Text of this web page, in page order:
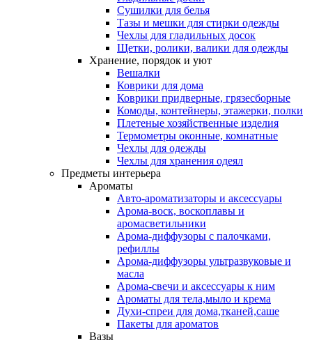
Сушилки для белья
Тазы и мешки для стирки одежды
Чехлы для гладильных досок
Щетки, ролики, валики для одежды
Хранение, порядок и уют
Вешалки
Коврики для дома
Коврики придверные, грязесборные
Комоды, контейнеры, этажерки, полки
Плетеные хозяйственные изделия
Термометры оконные, комнатные
Чехлы для одежды
Чехлы для хранения одеял
Предметы интерьера
Ароматы
Авто-ароматизаторы и аксессуары
Арома-воск, воскоплавы и
аромасветильники
Арома-диффузоры с палочками,
рефиллы
Арома-диффузоры ультразвуковые и
масла
Арома-свечи и аксессуары к ним
Ароматы для тела,мыло и крема
Духи-спреи для дома,тканей,саше
Пакеты для ароматов
Вазы